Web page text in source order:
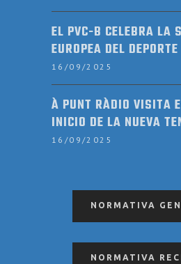
EL PVC-B CELEBRA LA
EUROPEA DEL
16/09/2025
À PUNT RÀDIO VISITA
INICIO DE LA NUEVA
16/09/2025
NORMATIVA
NORMATIVA